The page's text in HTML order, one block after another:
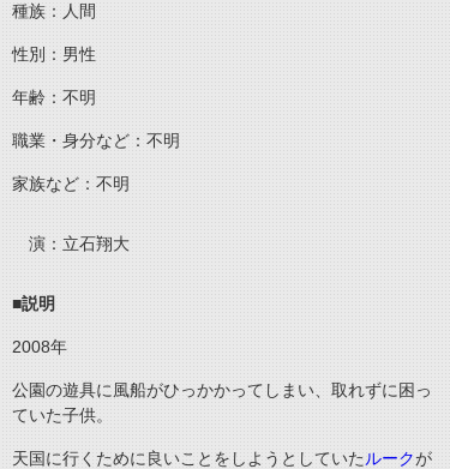
種族：人間
性別：男性
年齢：不明
職業・身分など：不明
家族など：不明
演：立石翔大
■説明
2008年
公園の遊具に風船がひっかかってしまい、取れずに困っ
ていた子供。
天国に行くために良いことをしようとしていた ルークが